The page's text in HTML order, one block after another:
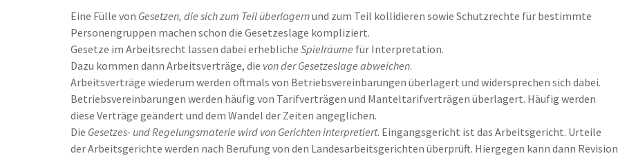
Eine Fülle von Gesetzen, die sich zum Teil überlagernund zum Teil kollidieren sowie Schutzrechte für bestimmte
Personengruppen machen schon die Gesetzeslage kompliziert.
Gesetze im Arbeitsrecht lassen dabei erhebliche Spielräume für Interpretation.
Dazu kommen dann Arbeitsverträge, die von der Gesetzeslage abweichen.
Arbeitsverträge wiederum werden oftmals von Betriebsvereinbarungen überlagert und widersprechen sich dabei.
Betriebsvereinbarungen werden häufig von Tarifverträgen und Manteltarifverträgen überlagert. Häufig werden
diese Verträge geändert und dem Wandel der Zeiten angeglichen.
Die Gesetzes- und Regelungsmaterie wird von Gerichten interpretiert. Eingangsgericht ist das Arbeitsgericht. Urteile
der Arbeitsgerichte werden nach Berufung von den Landesarbeitsgerichten überprüft. Hiergegen kann dann Revision